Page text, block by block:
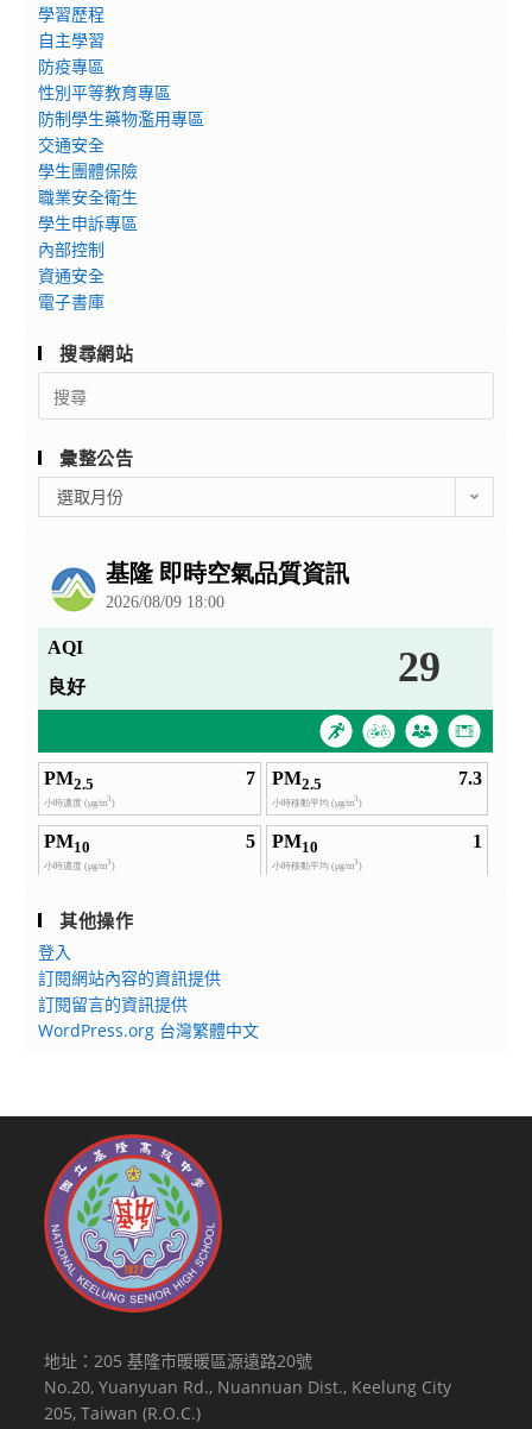
學習歷程
自主學習
防疫專區
性別平等教育專區
防制學生藥物濫用專區
交通安全
學生團體保險
職業安全衛生
學生申訴專區
內部控制
資通安全
電子書庫
搜尋網站
Search
for:
彙整公告
整
選取月份
其他操作
登入
訂閱網站內容的資訊提供
訂閱留言的資訊提供
WordPress.org 台灣繁體中文
地址：205 基隆市暖暖區源遠路20號
No.20, Yuanyuan Rd., Nuannuan Dist., Keelung City
205, Taiwan (R.O.C.)